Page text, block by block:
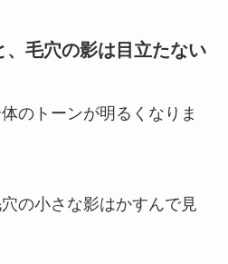
、毛穴の影は目立たない
のトーンが明るくなりま
の小さな影はかすんで見